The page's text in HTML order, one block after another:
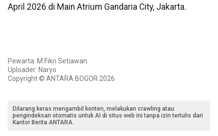
April 2026 di Main Atrium Gandaria City, Jakarta.
Pewarta: M Fikri Setiawan
Uploader: Naryo
Copyright © ANTARA BOGOR 2026
Dilarang keras mengambil konten, melakukan crawling atau
pengindeksan otomatis untuk AI di situs web ini tanpa izin tertulis dari
Kantor Berita ANTARA.